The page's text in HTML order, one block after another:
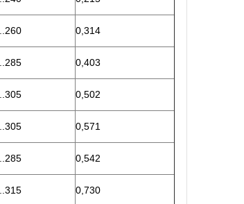
0,314
0,403
0,502
0,571
0,542
0,730